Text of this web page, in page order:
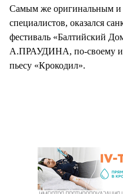
Самым же оригинальным
специалистов, оказался
фестиваль «Балтийский
А.ПРАУДИНА, по-своему
пьесу «Крокодил».